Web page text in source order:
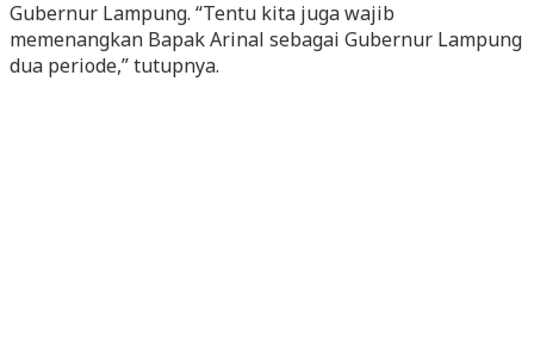
Gubernur Lampung. “Tentu kita juga wajib
memenangkan Bapak Arinal sebagai Gubernur Lampung
dua periode,” tutupnya.